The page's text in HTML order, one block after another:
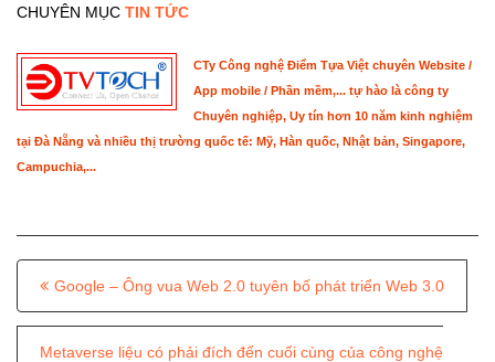
CHUYÊN MỤC TIN TỨC
CTy Công nghệ Điểm Tựa Việt chuyên Website /
App mobile / Phần mềm,... tự hào là công ty
Chuyên nghiệp, Uy tín hơn 10 năm kinh nghiệm
tại Đà Nẵng và nhiều thị trường quốc tế: Mỹ, Hàn quốc, Nhật bản, Singapore,
Campuchia,...
P
o
Google – Ông vua Web 2.0 tuyên bố phát triển Web 3.0
Metaverse liệu có phải đích đến cuối cùng của công nghệ